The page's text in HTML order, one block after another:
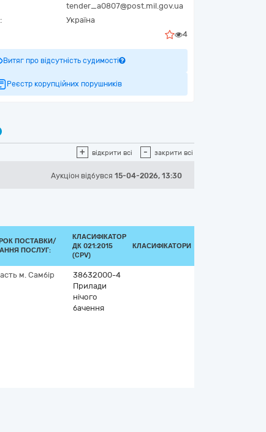
tender_a0807@post.mil.gov.ua
Україна
4
Витяг про відсутність судимості
Реєстр корупційних порушників
+ відкрити всі - закрити всі
Аукціон відбувся 15-04-2026, 13:30
ПОСТАВКИ/
ПОСЛУГ:
КЛАСИФІКАТОР
ДК 021:2015
(CPV)
КЛАСИФІКАТОРИ
м. Самбір
38632000-4
Прилади
нічого
бачення